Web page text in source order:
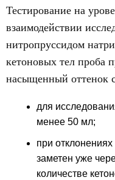
Тестирование на
взаимодействии
нитропруссидом
кетоновых тел проба
насыщенный оттенок
для
менее 50 мл;
при
заметен уже
количестве